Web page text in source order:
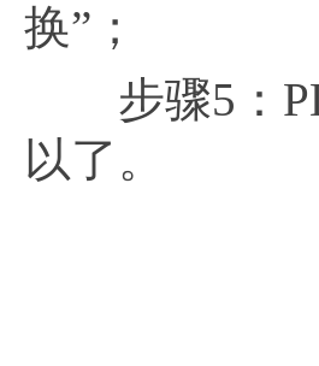
换”；
步骤5：
以了。